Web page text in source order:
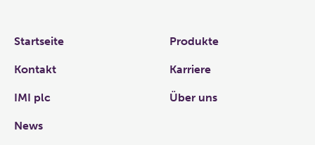
Links
Startseite Produkte
Kontakt Karriere
IMI plc Über uns
News